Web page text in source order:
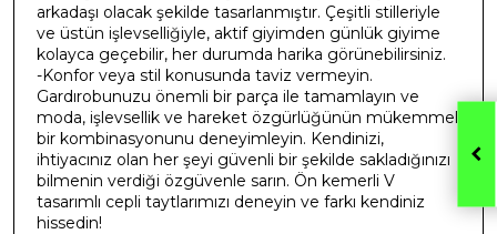
arkadaşı olacak şekilde tasarlanmıştır. Çeşitli stilleriyle
ve üstün işlevselliğiyle, aktif giyimden günlük giyime
kolayca geçebilir, her durumda harika görünebilirsiniz.
-Konfor veya stil konusunda taviz vermeyin.
Gardırobunuzu önemli bir parça ile tamamlayın ve
moda, işlevsellik ve hareket özgürlüğünün mükemmel
bir kombinasyonunu deneyimleyin. Kendinizi,
ihtiyacınız olan her şeyi güvenli bir şekilde sakladığınızı
bilmenin verdiği özgüvenle sarın. Ön kemerli V
tasarımlı cepli taytlarımızı deneyin ve farkı kendiniz
hissedin!